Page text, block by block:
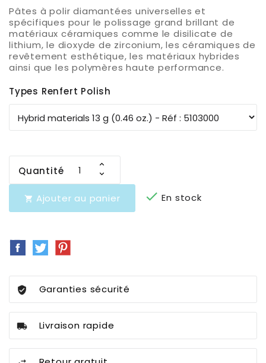
Pâtes à polir diamantées universelles et
spécifiques pour le polissage grand brillant de
matériaux céramiques comme le disilicate de
lithium, le dioxyde de zirconium, les céramiques de
revêtement esthétique, les matériaux hybrides
ainsi que les polymères haute performance.
Types Renfert Polish
Quantité
 Ajouter au panier  En stock
Partager
Tweet
Garanties sécurité
Livraison rapide